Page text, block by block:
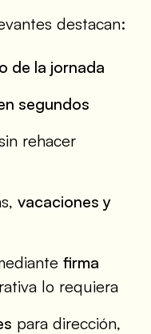
destacan:
de la jornada
segundos
rehacer
vacaciones y
firma
lo requiera
para dirección,